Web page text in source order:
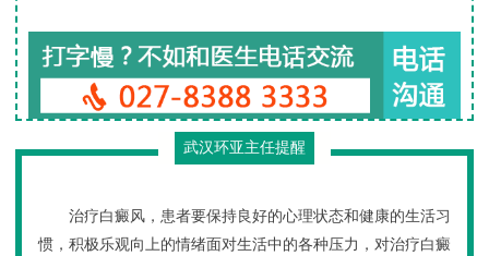
武汉环亚主任提醒
治疗白癜风，患者要保持良好的心理状态和健康的生活习
惯，积极乐观向上的情绪面对生活中的各种压力，对治疗白癜